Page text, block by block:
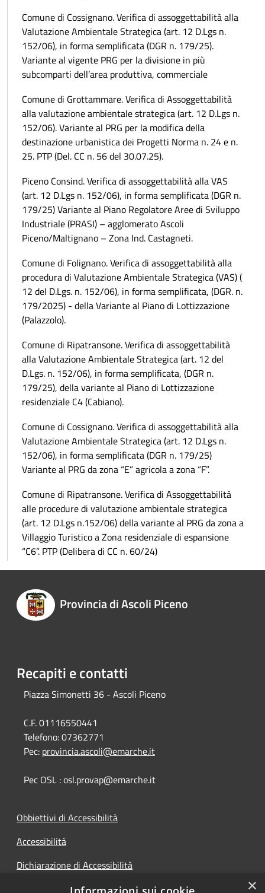
Comune di Cossignano. Verifica di assoggettabilità alla
Valutazione Ambientale Strategica (art. 12 D.Lgs n.
152/06), in forma semplificata (DGR n. 179/25).
Variante al vigente PRG per la divisione in più
subcomparti dell’area produttiva, commerciale
Comune di Grottammare. Verifica di Assoggettabilità
alla valutazione ambientale strategica (art. 12 D.Lgs n.
152/06). Variante al PRG per la modifica della
destinazione urbanistica dei Progetti Norma n. 24 e n.
25. PTP (Del. CC n. 56 del 30.07.25).
Piceno Consind. Verifica di assoggettabilità alla VAS
(art. 12 D.Lgs n. 152/06), in forma semplificata (DGR n.
179/25) Variante al Piano Regolatore Aree di Sviluppo
Industriale (PRASI) – agglomerato Ascoli
Piceno/Maltignano – Zona Ind. Castagneti.
Comune di Folignano. Verifica di assoggettabilità alla
procedura di Valutazione Ambientale Strategica (VAS) (
12 del D.Lgs. n. 152/06), in forma semplificata, (DGR. n.
179/2025) - della Variante al Piano di Lottizzazione
(Palazzolo).
Comune di Ripatransone. Verifica di assoggettabilità
alla Valutazione Ambientale Strategica (art. 12 del
D.Lgs. n. 152/06), in forma semplificata, (DGR n.
179/25), della variante al Piano di Lottizzazione
residenziale C4 (Cabiano).
Comune di Cossignano. Verifica di assoggettabilità alla
Valutazione Ambientale Strategica (art. 12 D.Lgs n.
152/06), in forma semplificata (DGR n. 179/25)
Variante al PRG da zona “E” agricola a zona “F”.
Comune di Ripatransone. Verifica di Assoggettabilità
alle procedure di valutazione ambientale strategica
(art. 12 D.Lgs n.152/06) della variante al PRG da zona a
Villaggio Turistico a Zona residenziale di espansione
“C6”. PTP (Delibera di CC n. 60/24)
Provincia di Ascoli Piceno
Recapiti e contatti
Piazza Simonetti 36 - Ascoli Piceno
C.F. 01116550441
Telefono:07362771
Pec: provincia.ascoli@emarche.it
Pec OSL : osl.provap@emarche.it
Obbiettivi di Accessibilità
Accessibilità
Dichiarazione di Accessibilità
Accesso Civico
×